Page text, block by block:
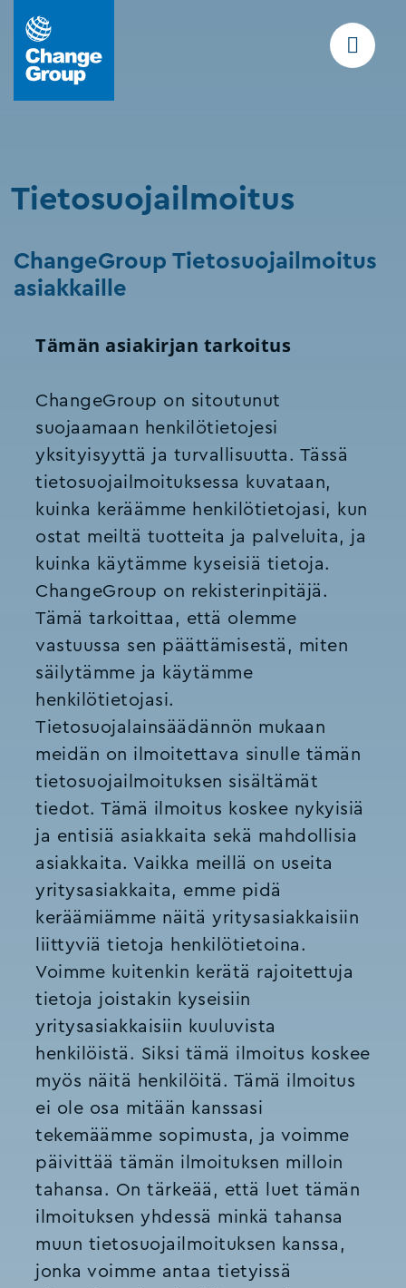
Tietosuojailmoitus
ChangeGroup Tietosuojailmoitus
asiakkaille
Tämän asiakirjan tarkoitus
ChangeGroup on sitoutunut
suojaamaan henkilötietojesi
yksityisyyttä ja turvallisuutta. Tässä
tietosuojailmoituksessa kuvataan,
kuinka keräämme henkilötietojasi, kun
ostat meiltä tuotteita ja palveluita, ja
kuinka käytämme kyseisiä tietoja.
ChangeGroup on rekisterinpitäjä.
Tämä tarkoittaa, että olemme
vastuussa sen päättämisestä, miten
säilytämme ja käytämme
henkilötietojasi.
Tietosuojalainsäädännön mukaan
meidän on ilmoitettava sinulle tämän
tietosuojailmoituksen sisältämät
tiedot. Tämä ilmoitus koskee nykyisiä
ja entisiä asiakkaita sekä mahdollisia
asiakkaita. Vaikka meillä on useita
yritysasiakkaita, emme pidä
keräämiämme näitä yritysasiakkaisiin
liittyviä tietoja henkilötietoina.
Voimme kuitenkin kerätä rajoitettuja
tietoja joistakin kyseisiin
yritysasiakkaisiin kuuluvista
henkilöistä. Siksi tämä ilmoitus koskee
myös näitä henkilöitä. Tämä ilmoitus
ei ole osa mitään kanssasi
tekemäämme sopimusta, ja voimme
päivittää tämän ilmoituksen milloin
tahansa. On tärkeää, että luet tämän
ilmoituksen yhdessä minkä tahansa
muun tietosuojailmoituksen kanssa,
jonka voimme antaa tietyissä